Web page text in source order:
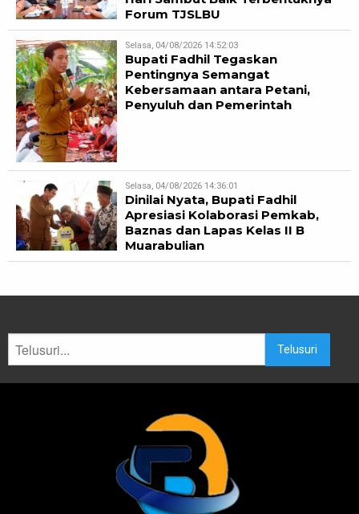
Forum TJSLBU
Selasa, 04/08/2026 14:52:03
Bupati Fadhil Tegaskan
Pentingnya Semangat
Kebersamaan antara Petani,
Penyuluh dan Pemerintah
Selasa, 04/08/2026 14:36:01
Dinilai Nyata, Bupati Fadhil
Apresiasi Kolaborasi Pemkab,
Baznas dan Lapas Kelas II B
Muarabulian
Telusuri